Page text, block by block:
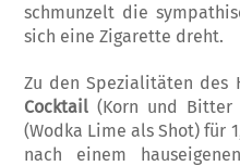
schmunzelt die
sich eine Zigarette dreht.
Zu den Spezialitäten des
Cocktail (Korn und Bitter
(Wodka Lime als Shot) für
nach einem